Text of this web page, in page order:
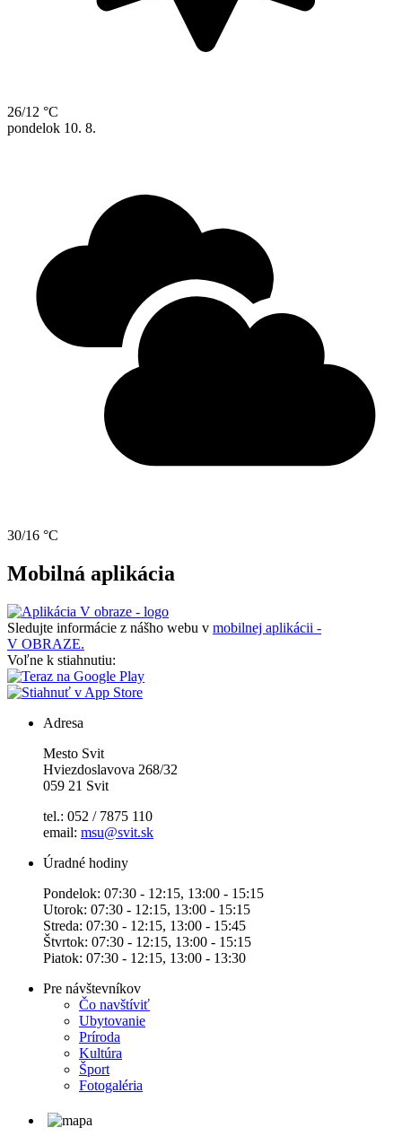
26/12 °C
pondelok 10. 8.
30/16 °C
Mobilná aplikácia
Sledujte informácie z nášho webu v mobilnej aplikácii -
V OBRAZE.
Voľne k stiahnutiu:
Adresa
Mesto Svit
Hviezdoslavova 268/32
059 21 Svit
tel.: 052 / 7875 110
email: msu@svit.sk
Úradné hodiny
Pondelok: 07:30 - 12:15, 13:00 - 15:15
Utorok: 07:30 - 12:15, 13:00 - 15:15
Streda: 07:30 - 12:15, 13:00 - 15:45
Štvrtok: 07:30 - 12:15, 13:00 - 15:15
Piatok: 07:30 - 12:15, 13:00 - 13:30
Pre návštevníkov
Čo navštíviť
Ubytovanie
Príroda
Kultúra
Šport
Fotogaléria